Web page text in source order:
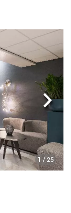
1 / 25